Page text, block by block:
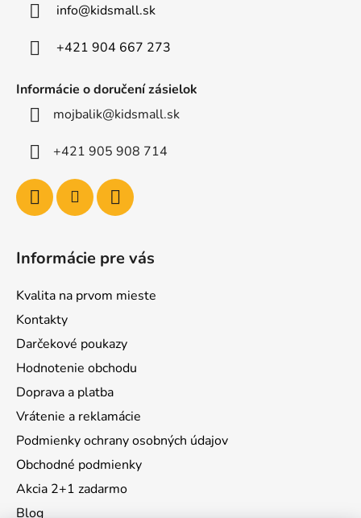
info@kidsmall.sk
+421 904 667 273
Informácie o doručení zásielok
mojbalik@kidsmall.sk
+421 905 908 714
Informácie pre vás
Kvalita na prvom mieste
Kontakty
Darčekové poukazy
Hodnotenie obchodu
Doprava a platba
Vrátenie a reklamácie
Podmienky ochrany osobných údajov
Obchodné podmienky
Akcia 2+1 zadarmo
Blog